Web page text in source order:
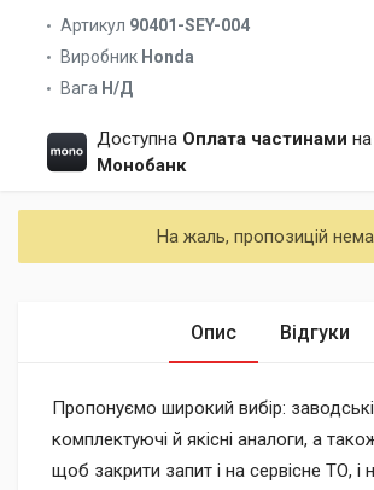
Артикул 90401-SEY-004
Виробник Honda
Вага Н/Д
Доступна Оплата частинами на
Монобанк
На жаль, пропозицій
Опис Відгуки
Пропонуємо широкий вибір: заводські
комплектуючі й якісні аналоги, а
щоб закрити запит і на сервісне ТО, і